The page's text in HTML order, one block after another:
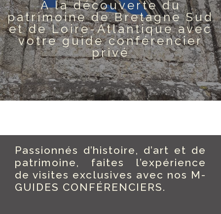
À la découverte du
patrimoine de Bretagne Sud
et de Loire-Atlantique avec
votre guide conférencier
privé
Passionnés d’histoire, d’art et de
patrimoine, faites l’expérience
de visites exclusives avec nos M-
GUIDES CONFÉRENCIERS.